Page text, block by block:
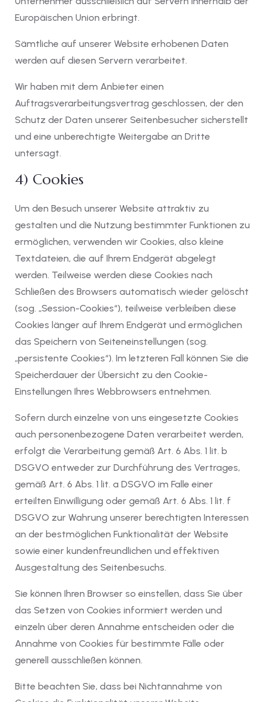
Europäischen Union erbringt.
Sämtliche auf unserer Website erhobenen Daten
werden auf diesen Servern verarbeitet.
Wir haben mit dem Anbieter einen
Auftragsverarbeitungsvertrag geschlossen, der den
Schutz der Daten unserer Seitenbesucher sicherstellt
und eine unberechtigte Weitergabe an Dritte
untersagt.
4) Cookies
Um den Besuch unserer Website attraktiv zu
gestalten und die Nutzung bestimmter Funktionen zu
ermöglichen, verwenden wir Cookies, also kleine
Textdateien, die auf Ihrem Endgerät abgelegt
werden. Teilweise werden diese Cookies nach
Schließen des Browsers automatisch wieder gelöscht
(sog. „Session-Cookies“), teilweise verbleiben diese
Cookies länger auf Ihrem Endgerät und ermöglichen
das Speichern von Seiteneinstellungen (sog.
„persistente Cookies“). Im letzteren Fall können Sie die
Speicherdauer der Übersicht zu den Cookie-
Einstellungen Ihres Webbrowsers entnehmen.
Sofern durch einzelne von uns eingesetzte Cookies
auch personenbezogene Daten verarbeitet werden,
erfolgt die Verarbeitung gemäß Art. 6 Abs. 1 lit. b
DSGVO entweder zur Durchführung des Vertrages,
gemäß Art. 6 Abs. 1 lit. a DSGVO im Falle einer
erteilten Einwilligung oder gemäß Art. 6 Abs. 1 lit. f
DSGVO zur Wahrung unserer berechtigten Interessen
an der bestmöglichen Funktionalität der Website
sowie einer kundenfreundlichen und effektiven
Ausgestaltung des Seitenbesuchs.
Sie können Ihren Browser so einstellen, dass Sie über
das Setzen von Cookies informiert werden und
einzeln über deren Annahme entscheiden oder die
Annahme von Cookies für bestimmte Fälle oder
generell ausschließen können.
Bitte beachten Sie, dass bei Nichtannahme von